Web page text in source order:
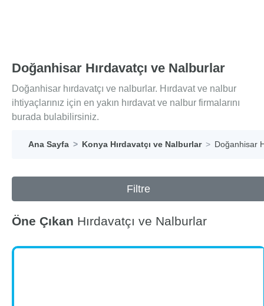
Doğanhisar Hırdavatçı ve Nalburlar
Doğanhisar hırdavatçı ve nalburlar. Hırdavat ve nalbur
ihtiyaçlarınız için en yakın hırdavat ve nalbur firmalarını
burada bulabilirsiniz.
Ana Sayfa Konya Hırdavatçı ve Nalburlar Doğanhisar
Filtre
Öne Çıkan Hırdavatçı ve Nalburlar